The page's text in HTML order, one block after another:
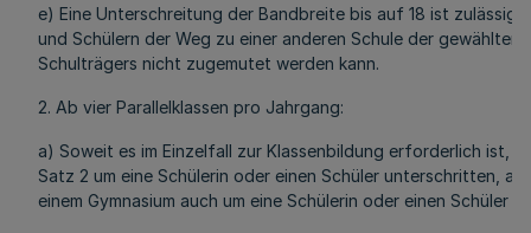
e) Eine Unterschreitung der Bandbreite bis auf 18 ist zulässig,
und Schülern der Weg zu einer anderen Schule der gewählten
Schulträgers nicht zugemutet werden kann.
2. Ab vier Parallelklassen pro Jahrgang:
a) Soweit es im Einzelfall zur Klassenbildung erforderlich ist,
Satz 2 um eine Schülerin oder einen Schüler unterschritten, an
einem Gymnasium auch um eine Schülerin oder einen Schüler